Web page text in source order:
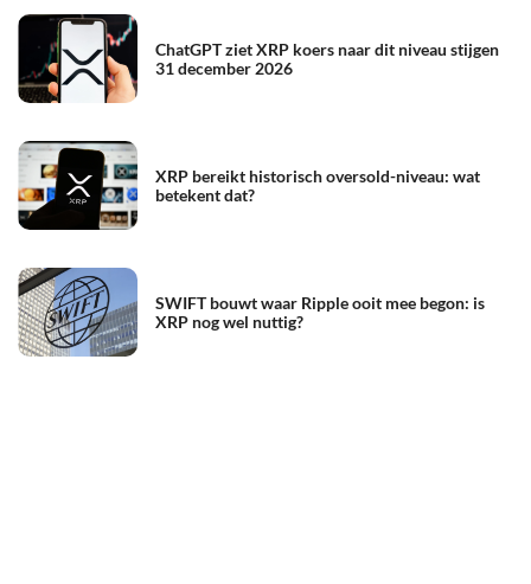
ChatGPT ziet XRP koers naar dit niveau stijgen
31 december 2026
XRP bereikt historisch oversold-niveau: wat
betekent dat?
SWIFT bouwt waar Ripple ooit mee begon: is
XRP nog wel nuttig?